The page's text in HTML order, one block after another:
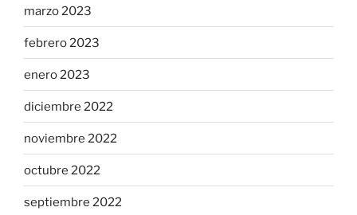
marzo 2023
febrero 2023
enero 2023
diciembre 2022
noviembre 2022
octubre 2022
septiembre 2022